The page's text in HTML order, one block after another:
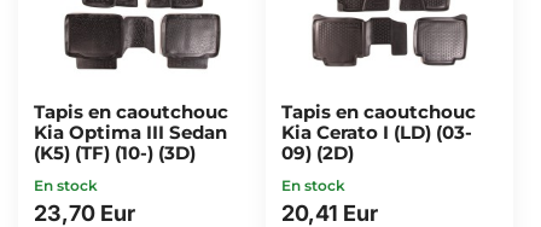
Tapis en caoutchouc
Kia Optima III Sedan
(K5) (TF) (10-) (3D)
En stock
23,70 Eur
Tapis en caoutchouc
Kia Cerato I (LD) (03-
09) (2D)
En stock
20,41 Eur